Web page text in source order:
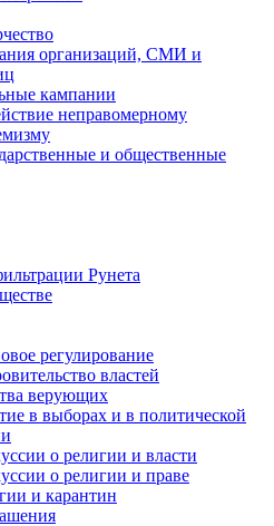
организаций, СМИ и
кампании
неправомерному
и общественные
Рунета
регулирование
властей
верующих
в выборах и в политической
о религии и власти
о религии и праве
и карантин